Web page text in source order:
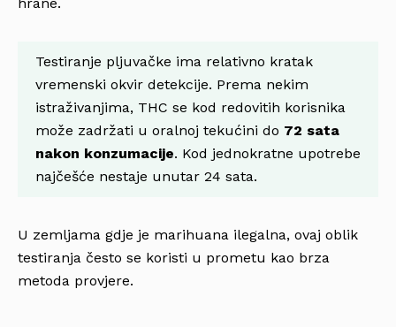
Testiranje pljuvačke ima relativno kratak
vremenski okvir detekcije. Prema nekim
istraživanjima, THC se kod redovitih korisnika
može zadržati u oralnoj tekućini do 72 sata
nakon konzumacije. Kod jednokratne upotrebe
najčešće nestaje unutar 24 sata.
U zemljama gdje je marihuana ilegalna, ovaj oblik
testiranja često se koristi u prometu kao brza
metoda provjere.